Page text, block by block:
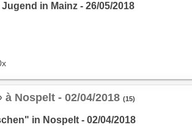
in Mainz - 26/05/2018
Nospelt - 02/04/2018 (15)
in Nospelt - 02/04/2018